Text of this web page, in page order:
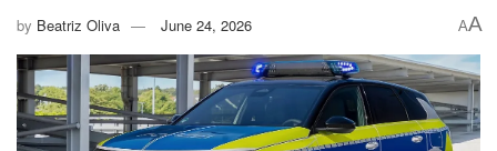
by Beatriz Oliva June 24, 2026 AA